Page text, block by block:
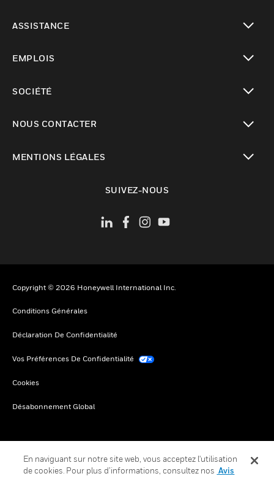
ASSISTANCE
EMPLOIS
SOCIÉTÉ
NOUS CONTACTER
MENTIONS LÉGALES
SUIVEZ-NOUS
Copyright © 2026 Honeywell International Inc.
Conditions Générales
Déclaration De Confidentialité
Vos Préférences De Confidentialité
Cookies
Désabonnement Global
En naviguant sur notre site web, vous acceptez l'utilisation
de cookies. Pour plus d’informations, consultez nos Avis